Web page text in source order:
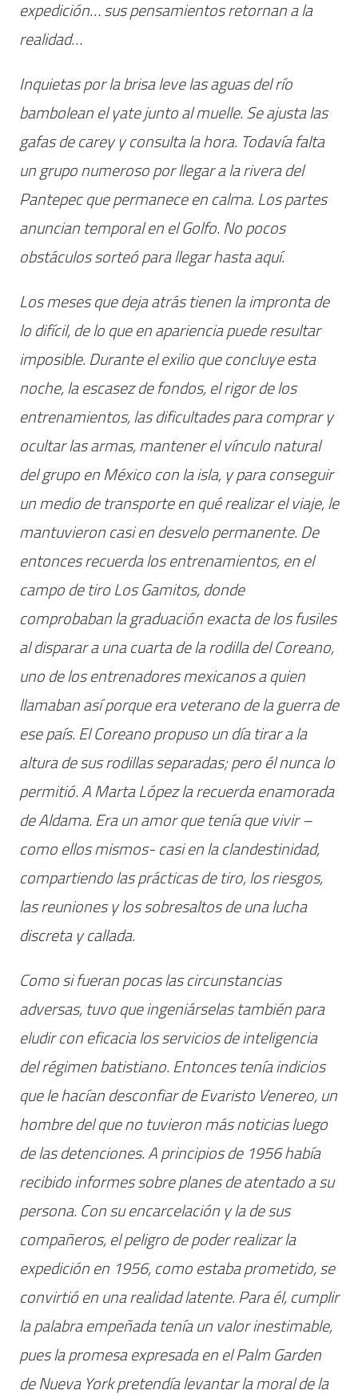
expedición… sus pensamientos retornan a la
realidad…
Inquietas por la brisa leve las aguas del río
bambolean el yate junto al muelle. Se ajusta las
gafas de carey y consulta la hora. Todavía falta
un grupo numeroso por llegar a la rivera del
Pantepec que permanece en calma. Los partes
anuncian temporal en el Golfo. No pocos
obstáculos sorteó para llegar hasta aquí.
Los meses que deja atrás tienen la impronta de
lo difícil, de lo que en apariencia puede resultar
imposible. Durante el exilio que concluye esta
noche, la escasez de fondos, el rigor de los
entrenamientos, las dificultades para comprar y
ocultar las armas, mantener el vínculo natural
del grupo en México con la isla, y para conseguir
un medio de transporte en qué realizar el viaje, le
mantuvieron casi en desvelo permanente. De
entonces recuerda los entrenamientos, en el
campo de tiro Los Gamitos, donde
comprobaban la graduación exacta de los fusiles
al disparar a una cuarta de la rodilla del Coreano,
uno de los entrenadores mexicanos a quien
llamaban así porque era veterano de la guerra de
ese país. El Coreano propuso un día tirar a la
altura de sus rodillas separadas; pero él nunca lo
permitió. A Marta López la recuerda enamorada
de Aldama. Era un amor que tenía que vivir –
como ellos mismos- casi en la clandestinidad,
compartiendo las prácticas de tiro, los riesgos,
las reuniones y los sobresaltos de una lucha
discreta y callada.
Como si fueran pocas las circunstancias
adversas, tuvo que ingeniárselas también para
eludir con eficacia los servicios de inteligencia
del régimen batistiano. Entonces tenía indicios
que le hacían desconfiar de Evaristo Venereo, un
hombre del que no tuvieron más noticias luego
de las detenciones. A principios de 1956 había
recibido informes sobre planes de atentado a su
persona. Con su encarcelación y la de sus
compañeros, el peligro de poder realizar la
expedición en 1956, como estaba prometido, se
convirtió en una realidad latente. Para él, cumplir
la palabra empeñada tenía un valor inestimable,
pues la promesa expresada en el Palm Garden
de Nueva York pretendía levantar la moral de la